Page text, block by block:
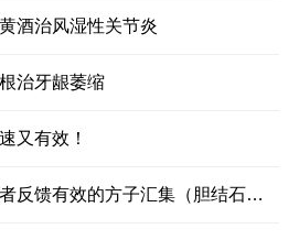
酒治风湿性关节炎
治牙龈萎缩
又有效！
有效的方子汇集（胆结石、盗汗、